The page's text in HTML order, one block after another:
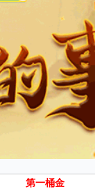
第一桶金